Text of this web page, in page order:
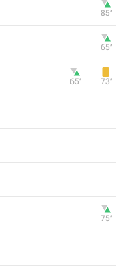
85‎’‎
65‎’‎
65‎’‎ 73‎’‎
75‎’‎